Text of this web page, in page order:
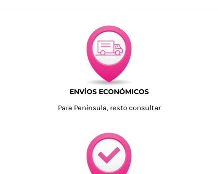
ENVÍOS ECONÓMICOS
Para Península, resto consultar